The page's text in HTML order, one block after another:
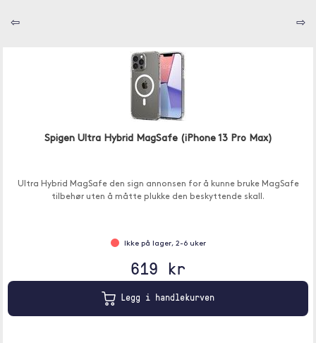
⇦ ⇨
Spigen Ultra Hybrid MagSafe (iPhone 13 Pro Max)
Ultra Hybrid MagSafe den sign annonsen for å kunne bruke MagSafe
tilbehør uten å måtte plukke den beskyttende skall.
Ikke på lager, 2-6 uker
619 kr
Legg i handlekurven